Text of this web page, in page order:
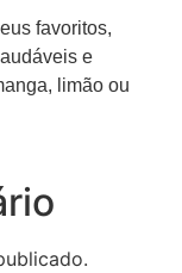
favoritos,
e
limão ou